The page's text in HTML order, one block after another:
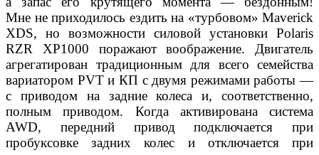
Мне не приходилось ездить на «турбовом» Maverick
XDS, но возможности силовой установки Polaris
RZR XP1000 поражают воображение. Двигатель
агрегатирован традиционным для всего семейства
вариатором PVT и КП с двумя режимами работы —
с приводом на задние колеса и, соответственно,
полным приводом. Когда активирована система
AWD, передний привод подключается при
пробуксовке задних колес и отключается при